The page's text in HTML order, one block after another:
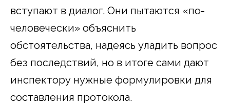
вступают в диалог. Они пытаются «по-
человечески» объяснить
обстоятельства, надеясь уладить вопрос
без последствий, но в итоге сами дают
инспектору нужные формулировки для
составления протокола.